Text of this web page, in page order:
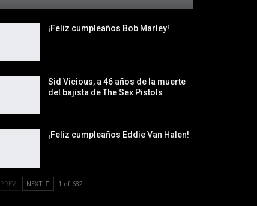
¡Feliz cumpleaños Bob Marley!
Sid Vicious, a 46 años de la muerte
del bajista de The Sex Pistols
¡Feliz cumpleaños Eddie Van Halen!
PREV NEXT 1 of 682